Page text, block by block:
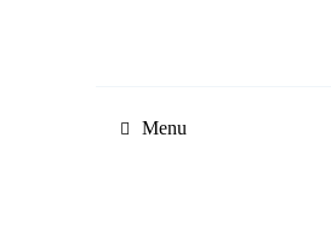
Menu